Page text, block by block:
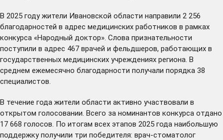
В 2025 году жители Ивановской области направили 2 256
благодарностей в адрес медицинских работников в рамках
конкурса «Народный доктор». Слова признательности
поступили в адрес 467 врачей и фельдшеров, работающих в
государственных медицинских учреждениях региона. В
среднем ежемесячно благодарности получали порядка 38
специалистов.
В течение года жители области активно участвовали в
открытом голосовании. Всего за номинантов конкурса отдано
17 668 голосов. По итогам всех этапов 2025 года наибольшую
поддержку получили три победителя: врач-стоматолог